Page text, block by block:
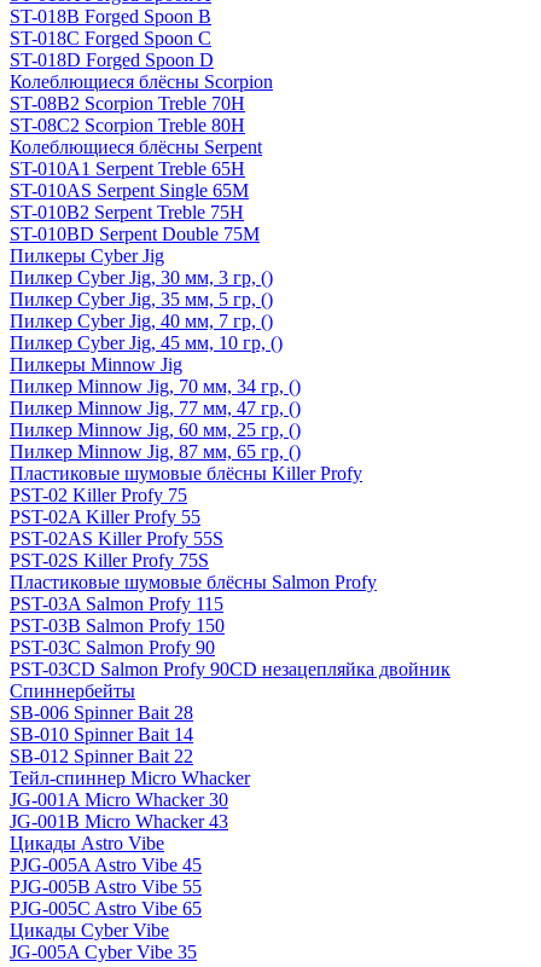
ST-018B Forged Spoon B
ST-018C Forged Spoon C
ST-018D Forged Spoon D
Колеблющиеся блёсны Scorpion
ST-08B2 Scorpion Treble 70H
ST-08C2 Scorpion Treble 80H
Колеблющиеся блёсны Serpent
ST-010A1 Serpent Treble 65H
ST-010AS Serpent Single 65M
ST-010B2 Serpent Treble 75H
ST-010BD Serpent Double 75M
Пилкеры Cyber Jig
Пилкер Cyber Jig, 30 мм, 3 гр, ()
Пилкер Cyber Jig, 35 мм, 5 гр, ()
Пилкер Cyber Jig, 40 мм, 7 гр, ()
Пилкер Cyber Jig, 45 мм, 10 гр, ()
Пилкеры Minnow Jig
Пилкер Minnow Jig, 70 мм, 34 гр, ()
Пилкер Minnow Jig, 77 мм, 47 гр, ()
Пилкер Minnow Jig, 60 мм, 25 гр, ()
Пилкер Minnow Jig, 87 мм, 65 гр, ()
Пластиковые шумовые блёсны Killer Profy
PST-02 Killer Profy 75
PST-02A Killer Profy 55
PST-02AS Killer Profy 55S
PST-02S Killer Profy 75S
Пластиковые шумовые блёсны Salmon Profy
PST-03A Salmon Profy 115
PST-03B Salmon Profy 150
PST-03C Salmon Profy 90
PST-03CD Salmon Profy 90CD незацепляйка двойник
Спиннербейты
SB-006 Spinner Bait 28
SB-010 Spinner Bait 14
SB-012 Spinner Bait 22
Тейл-спиннер Micro Whacker
JG-001A Micro Whacker 30
JG-001B Micro Whacker 43
Цикады Astro Vibe
PJG-005A Astro Vibe 45
PJG-005B Astro Vibe 55
PJG-005C Astro Vibe 65
Цикады Cyber Vibe
JG-005A Cyber Vibe 35